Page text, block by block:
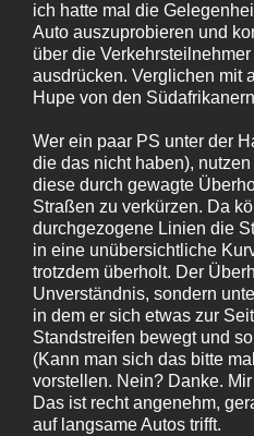
ich hatte mal die
Auto auszuprobieren und
über die
ausdrücken. Verglichen mit
Hupe von den
Wer ein paar PS unter der
die das nicht haben),
diese durch gewagte
Straßen zu verkürzen. Da
durchgezogene Linien die
in eine unübersichtliche
trotzdem überholt. Der
Unverständnis, sondern
in dem er sich etwas zur
Standstreifen bewegt und
(Kann man sich das bitte
vorstellen. Nein? Danke.
Das ist recht angenehm,
auf langsame Autos trifft.